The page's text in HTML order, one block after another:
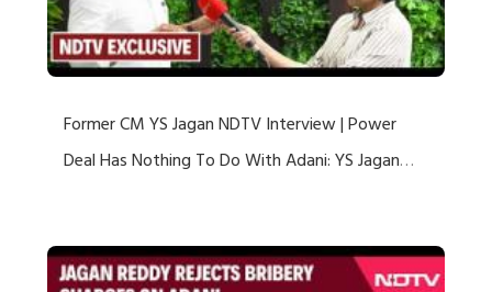
Former CM YS Jagan NDTV Interview | Power
Deal Has Nothing To Do With Adani: YS Jagan